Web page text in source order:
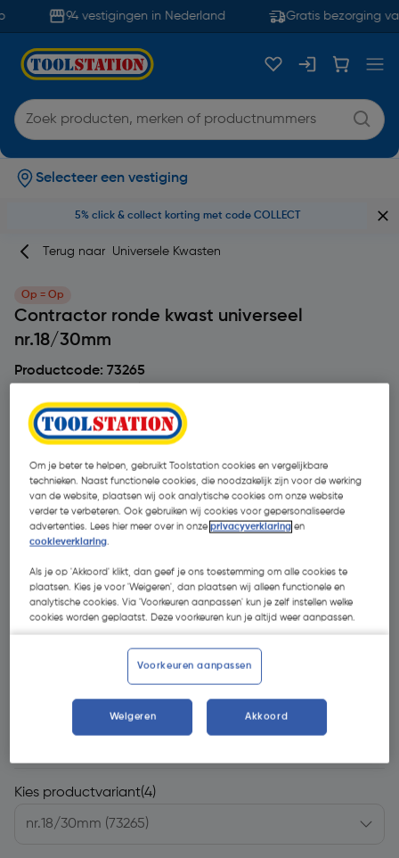
94 vestigingen in Nederland Gratis bezorging
Selecteer een vestiging
5% click & collect korting met code COLLECT
Terug naar Universele Kwasten
Op = Op
Contractor ronde kwast universeel
nr.18/30mm
Productcode: 73265
€ 3,51| Excl. btw € 2,90
Kies productvariant(4)
Om je beter te helpen, gebruikt Toolstation cookies en vergelijkbare
technieken. Naast functionele cookies, die noodzakelijk zijn voor de werking
van de website, plaatsen wij ook analytische cookies om onze website
verder te verbeteren. Ook gebruiken wij cookies voor gepersonaliseerde
advertenties. Lees hier meer over in onzeprivacyverklaring en
cookieverklaring.
Als je op 'Akkoord' klikt, dan geef je ons toestemming om alle cookies te
plaatsen. Kies je voor 'Weigeren', dan plaatsen wij alleen functionele en
analytische cookies. Via 'Voorkeuren aanpassen' kun je zelf instellen welke
cookies worden geplaatst. Deze voorkeuren kun je altijd weer aanpassen.
Voorkeuren aanpassen
Weigeren Akkoord